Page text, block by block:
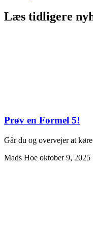
Læs tidligere
Prøv en Formel 5!
Går du og overvejer at
Mads Hoe oktober 9, 2025